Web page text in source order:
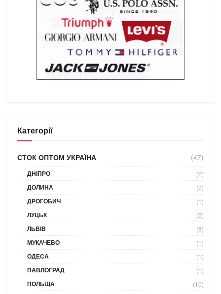
Категорії
СТОК ОПТОМ УКРАЇНА (47)
ДНІПРО (2)
ДОЛИНА (2)
ДРОГОБИЧ (1)
ЛУЦЬК (5)
ЛЬВІВ (8)
МУКАЧЕВО (1)
ОДЕСА (1)
ПАВЛОГРАД (1)
ПОЛЬЩА (10)